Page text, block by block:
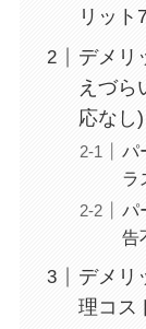
リット
デメリ
えづら
応なし)
パ
ラ
パ
告
デメリ
理コス